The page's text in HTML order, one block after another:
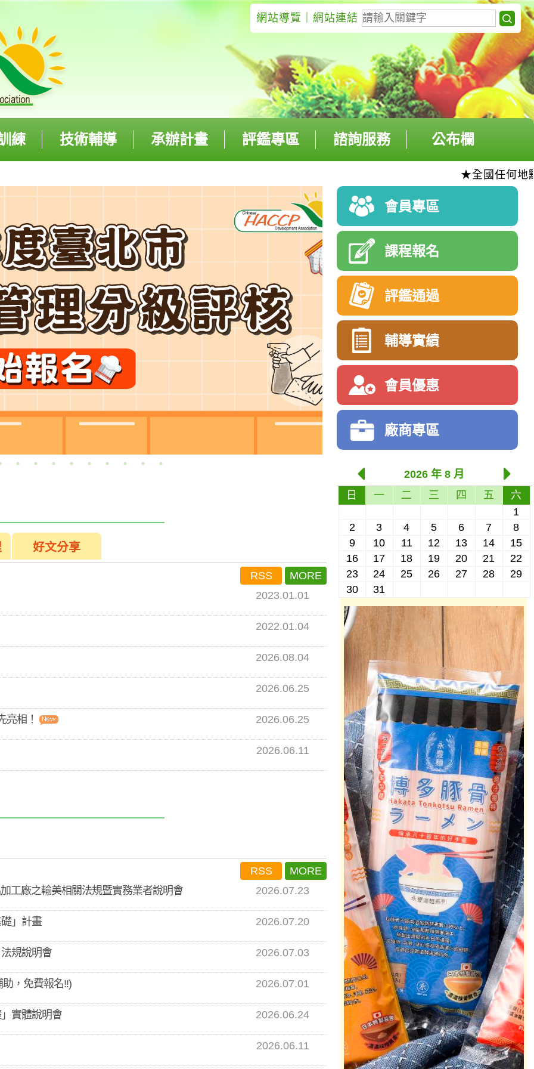
網站導覽 網站連結
練 技術輔導 承辦計畫 評鑑專區 諮詢服務 公布欄
★全國任何地
會員專區
課程報名
評鑑通過
輔導實績
會員優惠
廠商專區
2026 年 8 月
日
一 二 三 四 五
六
1
2
3 4 5 6 7
8
9
10 11 12 13 14
15
16
17 18 19 20 21
22
23
24 25 26 27 28
29
30
31
好文分享
RSS
MORE
2023.01.01
2022.01.04
2026.08.04
2026.06.25
相！ 2026.06.25
2026.06.11
RSS
MORE
工廠之輸美相關法規暨實務業者說明會
2026.07.23
」計畫 2026.07.20
規說明會 2026.07.03
，免費報名!!) 2026.07.01
實體說明會 2026.06.24
2026.06.11